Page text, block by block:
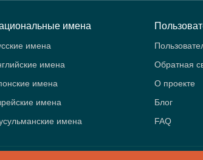
имена
имена
имена
имена
имена
имена
Обратная
О проекте
Блог
FAQ